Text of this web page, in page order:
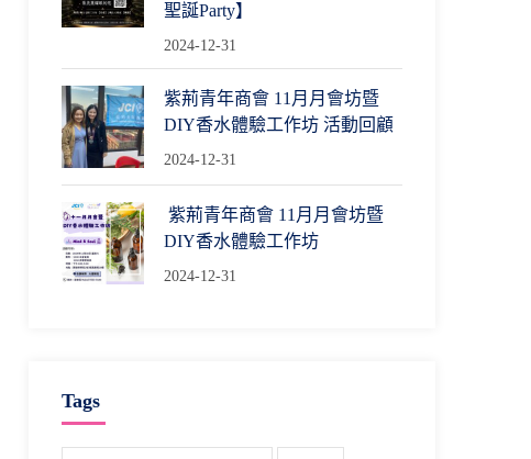
聖誕Party】
2024-12-31
紫荊青年商會 11月月會坊暨
DIY香水體驗工作坊 活動回顧
2024-12-31
紫荊青年商會 11月月會坊暨
DIY香水體驗工作坊
2024-12-31
Tags